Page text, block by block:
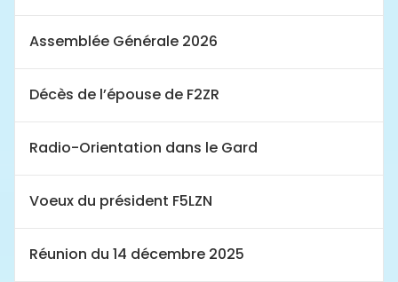
Assemblée Générale 2026
Décès de l’épouse de F2ZR
Radio-Orientation dans le Gard
Voeux du président F5LZN
Réunion du 14 décembre 2025